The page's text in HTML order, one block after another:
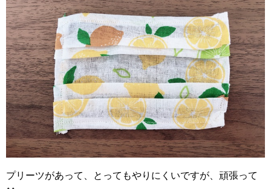
プリーツがあって、とってもやりにくいですが、頑張って